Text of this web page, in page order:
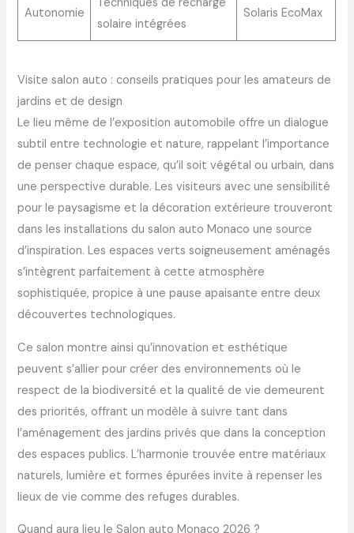
Autonomie
solaire intégrées
Solaris EcoMax
Visite salon auto : conseils pratiques pour les amateurs de
jardins et de design
Le lieu même de l’exposition automobile offre un dialogue
subtil entre technologie et nature, rappelant l’importance
de penser chaque espace, qu’il soit végétal ou urbain, dans
une perspective durable. Les visiteurs avec une sensibilité
pour le paysagisme et la décoration extérieure trouveront
dans les installations du salon auto Monaco une source
d’inspiration. Les espaces verts soigneusement aménagés
s’intègrent parfaitement à cette atmosphère
sophistiquée, propice à une pause apaisante entre deux
découvertes technologiques.
Ce salon montre ainsi qu’innovation et esthétique
peuvent s’allier pour créer des environnements où le
respect de la biodiversité et la qualité de vie demeurent
des priorités, offrant un modèle à suivre tant dans
l’aménagement des jardins privés que dans la conception
des espaces publics. L’harmonie trouvée entre matériaux
naturels, lumière et formes épurées invite à repenser les
lieux de vie comme des refuges durables.
Quand aura lieu le Salon auto Monaco 2026 ?